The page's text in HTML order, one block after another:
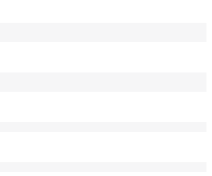
und hält ihn fest an Ort und Stelle. Die
Modell).